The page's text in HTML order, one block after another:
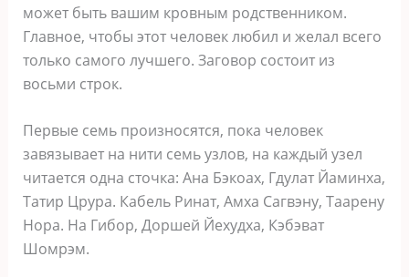
может быть вашим кровным родственником.
Главное, чтобы этот человек любил и желал всего
только самого лучшего. Заговор состоит из
восьми строк.
Первые семь произносятся, пока человек
завязывает на нити семь узлов, на каждый узел
читается одна сточка: Ана Бэкоах, Гдулат Йаминха,
Татир Црура. Кабель Ринат, Амха Сагвэну, Таарену
Нора. На Гибор, Доршей Йехудха, Кэбэват
Шомрэм.